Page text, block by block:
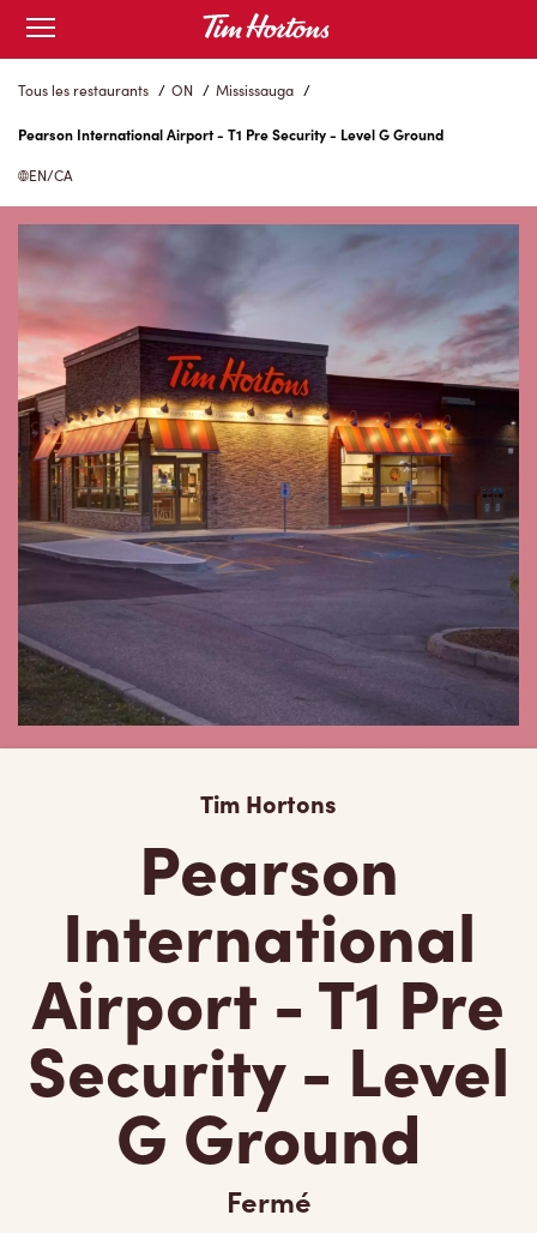
Skip
Content
Open
mobile
menu
Tous les restaurants / ON / Mississauga /
Pearson International Airport - T1 Pre Security - Level G Ground
EN/CA
Tim Hortons
Pearson
International
Airport - T1 Pre
Security - Level
G Ground
Fermé